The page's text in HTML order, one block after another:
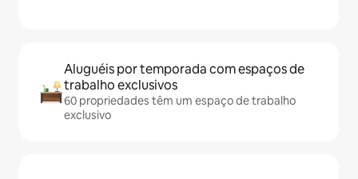
Aluguéis por temporada com espaços de
trabalho exclusivos
60 propriedades têm um espaço de trabalho
exclusivo